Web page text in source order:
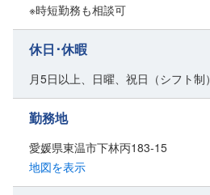
※時短勤務も相談可
休日･休暇
月5日以上、日曜、祝日（シフト制）
勤務地
愛媛県東温市下林丙183-15
地図を表示